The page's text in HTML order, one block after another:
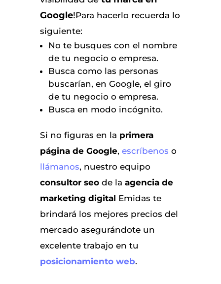
Google!Para hacerlo recuerda lo
siguiente:
No te busques con el nombre
de tu negocio o empresa.
Busca como las personas
buscarían, en Google, el giro
de tu negocio o empresa.
Busca en modo incógnito.
Si no figuras en la primera
página de Google, escríbenos o
llámanos, nuestro equipo
consultor seode la agencia de
marketing digital Emidas te
brindará los mejores precios del
mercado asegurándote un
excelente trabajo en tu
posicionamiento web.